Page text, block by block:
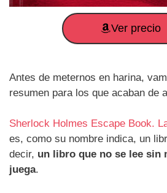
Ver precio
Antes de meternos en harina,
resumen para los que acaban de
Sherlock Holmes Escape Book.
es, como su nombre indica, un
decir, un libro que no se lee sin
juega.